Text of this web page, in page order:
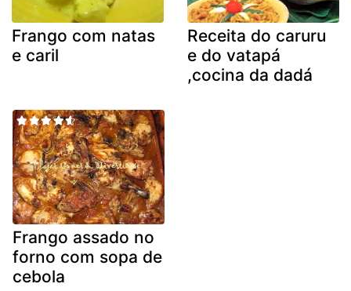
Frango com natas
e caril
Receita do caruru
e do vatapá
,cocina da dadá
Frango assado no
forno com sopa de
cebola